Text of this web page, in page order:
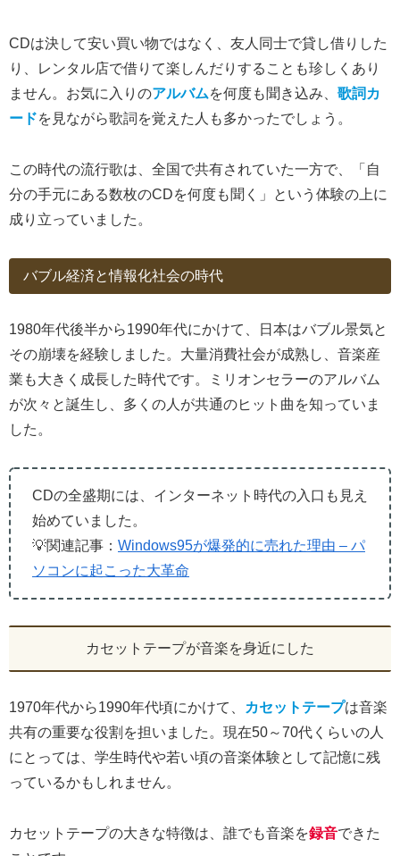
CDは決して安い買い物ではなく、友人同士で貸し借りした
り、レンタル店で借りて楽しんだりすることも珍しくあり
ません。お気に入りのアルバムを何度も聞き込み、 歌詞カ
ードを見ながら歌詞を覚えた人も多かったでしょう。
この時代の流行歌は、全国で共有されていた一方で、「自
分の手元にある数枚のCDを何度も聞く」という体験の上に
成り立っていました。
バブル経済と情報化社会の時代
1980年代後半から1990年代にかけて、日本はバブル景気と
その崩壊を経験しました。大量消費社会が成熟し、音楽産
業も大きく成長した時代です。ミリオンセラーのアルバム
が次々と誕生し、多くの人が共通のヒット曲を知っていま
した。
CDの全盛期には、インターネット時代の入口も見え
始めていました。
💡関連記事： Windows95が爆発的に売れた理由 – パ
ソコンに起こった大革命
カセットテープが音楽を身近にした
1970年代から1990年代頃にかけて、 カセットテープは音楽
共有の重要な役割を担いました。現在50～70代くらいの人
にとっては、学生時代や若い頃の音楽体験として記憶に残
っているかもしれません。
カセットテープの大きな特徴は、誰でも音楽を録音できた